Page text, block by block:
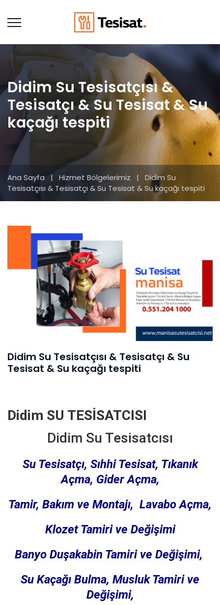
Didim Su Tesisatçısı &
Tesisatçı & Su Tesisat & Su
kaçağı tespiti
Ana Sayfa | Hizmet Bölgelerimiz |
Didim Su
Tesisatçısı & Tesisatçı & Su Tesisat & Su kaçağı tespiti
Didim Su Tesisatçısı & Tesisatçı & Su
Tesisat & Su kaçağı tespiti
Didim SU TESİSATCISI
Didim Su Tesisatcısı
Su Tesisatçı, Sıhhi Tesisat, Tıkanık
Açma, Gider Açma,
Tamir, Bakım ve Montajı, Lavabo Açma,
Klozet Tamiri ve Değişimi
Banyo Duşakabin Tamiri ve Değişimi,
Su Kaçağı Bulma, Musluk Tamiri ve
Değişimi,